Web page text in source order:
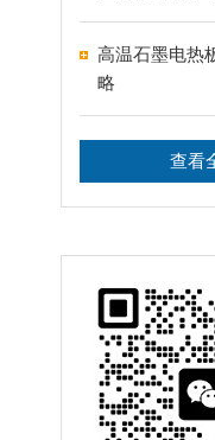
高温石墨电热
略
查看